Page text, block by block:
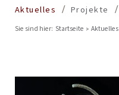
Aktuelles Projekte
Sie sind hier: Startseite Aktuelles